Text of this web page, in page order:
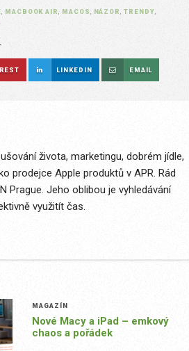
MACBOOK AIR MACOS NÁZOR ,TRENDY
LINKEDIN EMAIL
života, marketingu, dobrém jídle,
prodejce Apple produktů v APR. Rád
Prague. Jeho oblibou je vyhledávání
využitít čas.
MAGAZÍN
Nové Macy a iPad – emkový
chaos a pořádek